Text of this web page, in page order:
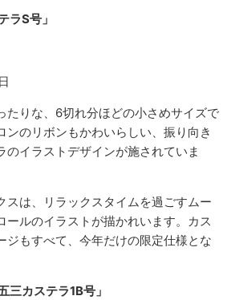
ラS号」
たりな、6切れ分ほどの小さめサイズで
ンのリボンもかわいらしい、振り向き
のイラストデザインが施されていま
スは、リラックスタイムを過ごすムー
ールのイラストが描かれいます。カス
ジもすべて、今年だけの限定仕様とな
三カステラ1B号」